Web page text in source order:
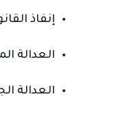
إنفاذ
العدالة
العدالة